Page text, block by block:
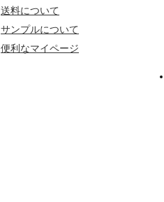
送料について
サンプルについて
便利なマイページ